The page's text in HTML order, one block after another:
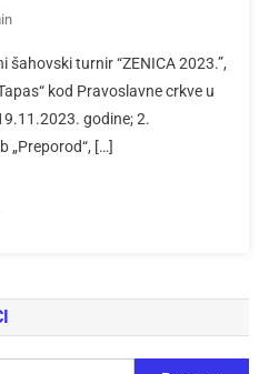
turnir “ZENICA 2023.”,
kod Pravoslavne crkve u
godine; 2.
„Preporod“, […]